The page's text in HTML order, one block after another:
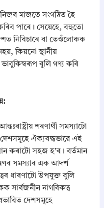
মাজতে সংগঠিত হৈ
পাৰে। সেয়েহে, বহুতো
নিবিচাৰে বা তেওঁলোকক
কিয়নো স্থানীয়
বুলি গণ্য কৰি
শৰণাৰ্থী সমস্যাটো
দেশসমূহে ঐক্যবদ্ধভাৱে এই
কৰাটো সহজ হ’ব। বৰ্তমান
সমস্যাৰ এক আদৰ্শ
ধাৰণাটো উপযুক্ত বুলি
সাৰ্বজনীন নাগৰিকত্ব
দেশসমূহে